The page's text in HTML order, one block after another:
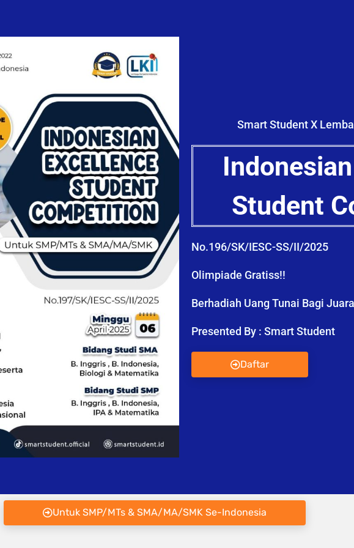
Smart Student X
Student
No.196/SK/IESC-SS/II/2025
Olimpiade Gratiss!!
Berhadiah Uang Tunai Bagi
Presented By : Smart Student
Daftar
Untuk SMP/MTs & SMA/MA/SMK Se-Indonesia